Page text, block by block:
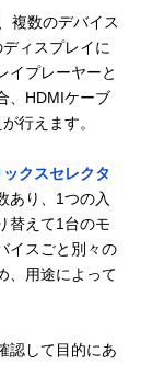
、複数のデバイス
ィスプレイに
イプレーヤーと
、HDMIケーブ
行えます。
クスセレクタ
あり、1つの入
替えて1台のモ
イスごと別々の
、用途によって
認して目的にあ